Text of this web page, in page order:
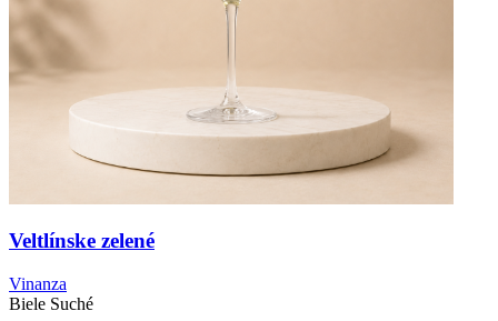
Veltlínske zelené
Vinanza
Biele Suché